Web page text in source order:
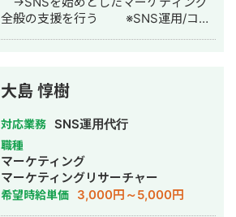
全般の支援を行う ※SNS運用/コン
大島 惇樹
対応業務 SNS運用代行
職種
マーケティング
マーケティングリサーチャー
希望時給単価 3,000円～5,000円